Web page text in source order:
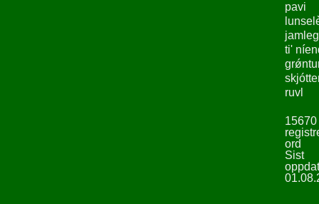
pavi
ti'
ruvl
15670
ord
Sist